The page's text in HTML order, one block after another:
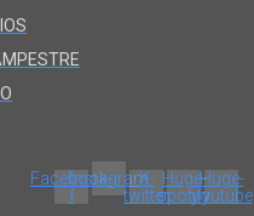
Facebook-
f
InstagramX-
twitter
Huge-
spotify
Huge-
youtube